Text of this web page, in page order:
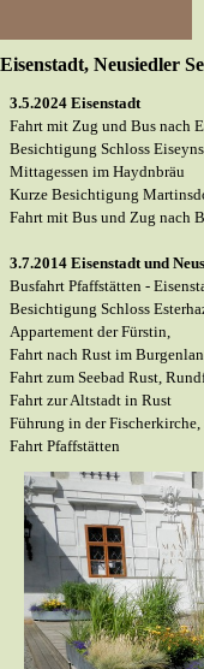
Eisenstadt, Neusiedler
3.5.2024 Eisenstadt
Fahrt mit Zug und Bus nach
Besichtigung Schloss
Mittagessen im Haydnbräu
Kurze Besichtigung
Fahrt mit Bus und Zug nach
3.7.2014 Eisenstadt und
Busfahrt Pfaffstätten -
Besichtigung Schloss
Appartement der Fürstin,
Fahrt nach Rust im
Fahrt zum Seebad Rust,
Fahrt zur Altstadt in Rust
Führung in der
Fahrt Pfaffstätten